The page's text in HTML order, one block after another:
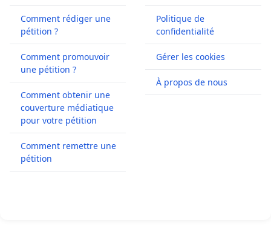
Comment rédiger une
pétition ?
Comment promouvoir
une pétition ?
Comment obtenir une
couverture médiatique
pour votre pétition
Comment remettre une
pétition
Politique de
confidentialité
Gérer les cookies
À propos de nous